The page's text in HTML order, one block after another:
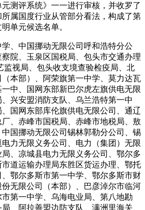
测评系统》一一进行审核，并收罗了
属国度行业从管部分看法，构成了第
单元候选名单。
中国挪动无限公司呼和浩特分公
院、玉泉区国税局、包头市交通办理
监视局、包头收支境查验检疫局、北
本部）、阿荣旗第一中学、莫力达瓦
中、国网东部新巴尔虎左旗供电无限
兴安盟消防支队、乌兰浩特第一中
国网东部库伦旗供电无限公司、通辽
、赤峰市国税局、赤峰市地税局、敖
国挪动无限公司锡林郭勒分公司、锡
力无限义务公司、电力（集团）无限
、凉城县电力无限义务公司、鄂尔多
道运输办理局东胜区货运办理、鄂托
鄂尔多斯市第一中学、鄂尔多斯市财
无限公司（本部）、巴彦淖尔市临河
第一中学、乌海电业局、第八地勘
、阿拉善盟边防支队、满洲里海关